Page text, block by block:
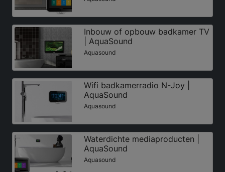
Inbouw of opbouw badkamer TV
| AquaSound
Aquasound
Wifi badkamerradio N-Joy |
AquaSound
Aquasound
Waterdichte mediaproducten |
AquaSound
Aquasound